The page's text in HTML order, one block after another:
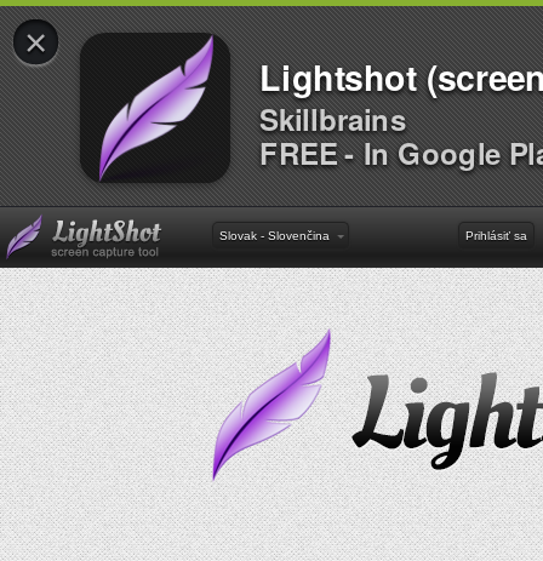
×
Lightshot
Skillbrains
FREE - In Google
Slovak - Slovenčina Prihlásiť sa